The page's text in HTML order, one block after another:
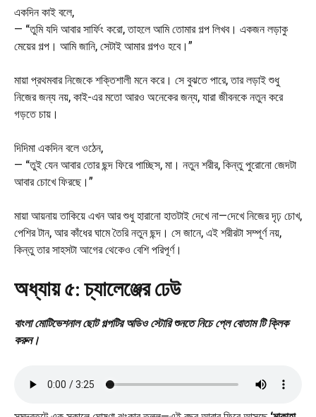
একদিন কাই বলে,
— “তুমি যদি আবার সার্ফিং করো, তাহলে আমি তোমার গল্প লিখব। একজন লড়াকু
মেয়ের গল্প। আমি জানি, সেটাই আমার গল্পও হবে।”
মায়া প্রথমবার নিজেকে শক্তিশালী মনে করে। সে বুঝতে পারে, তার লড়াই শুধু
নিজের জন্য নয়, কাই-এর মতো আরও অনেকের জন্য, যারা জীবনকে নতুন করে
গড়তে চায়।
দিদিমা একদিন বলে ওঠেন,
— “তুই যেন আবার তোর ছন্দ ফিরে পাচ্ছিস, মা। নতুন শরীর, কিন্তু পুরোনো জেদটা
আবার চোখে ফিরছে।”
মায়া আয়নায় তাকিয়ে এখন আর শুধু হারানো হাতটাই দেখে না—দেখে নিজের দৃঢ় চোখ,
পেশির টান, আর কাঁধের ঘামে তৈরি নতুন ছন্দ। সে জানে, এই শরীরটা সম্পূর্ণ নয়,
কিন্তু তার সাহসটা আগের থেকেও বেশি পরিপূর্ণ।
অধ্যায় ৫: চ্যালেঞ্জের ঢেউ
বাংলা মোটিভেশনাল ছোট গল্পটির অডিও স্টোরি শুনতে নিচে প্লে বোতাম টি ক্লিক
করুন।